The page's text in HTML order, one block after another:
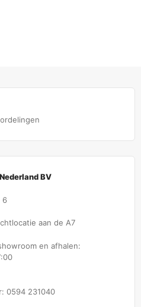
BV
6
aan de A7
en afhalen:
0594 231040